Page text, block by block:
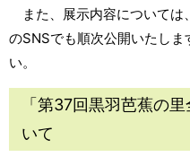
また、展示内容については
のSNSでも順次公開いたし
い。
「第37回黒羽芭蕉の
いて